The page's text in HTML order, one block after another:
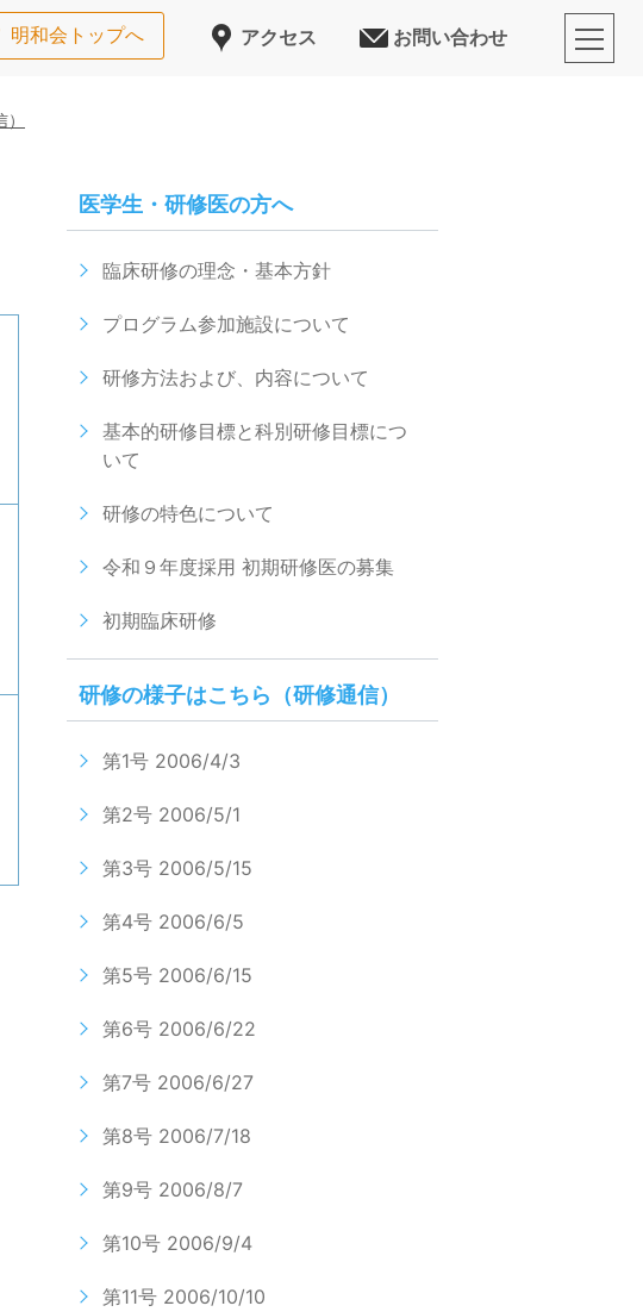
明和会トップへ アクセス お問い合わせ
医学生・研修医の方へ
臨床研修の理念・基本方針
プログラム参加施設について
研修方法および、内容について
基本的研修目標と科別研修目標につ
いて
研修の特色について
令和９年度採用 初期研修医の募集
初期臨床研修
研修の様子はこちら（研修通信）
第1号 2006/4/3
第2号 2006/5/1
第3号 2006/5/15
第4号 2006/6/5
第5号 2006/6/15
第6号 2006/6/22
第7号 2006/6/27
第8号 2006/7/18
第9号 2006/8/7
第10号 2006/9/4
第11号 2006/10/10